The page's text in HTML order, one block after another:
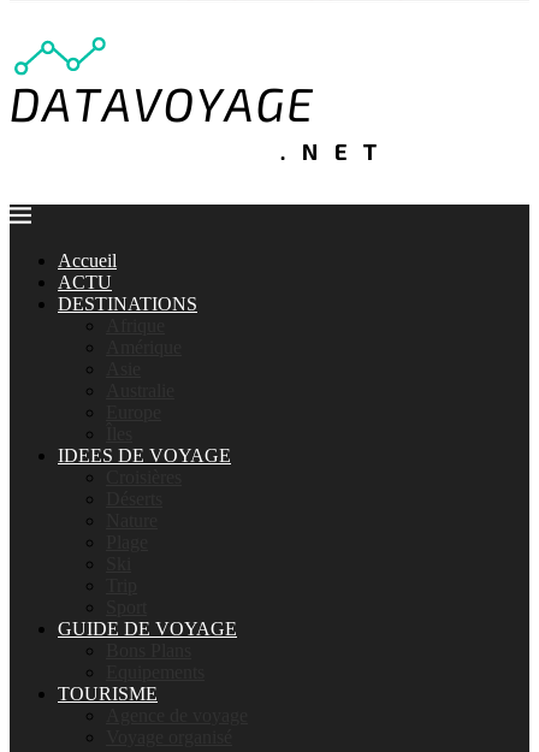
Accueil
ACTU
DESTINATIONS
IDEES DE VOYAGE
GUIDE DE VOYAGE
TOURISME